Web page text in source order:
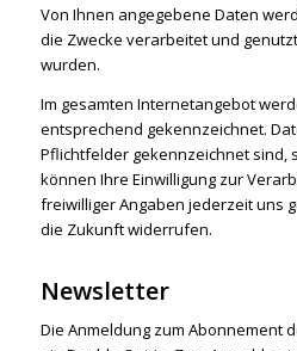
Von Ihnen angegebene Daten
die Zwecke verarbeitet und
wurden.
Im gesamten Internetangebot
entsprechend gekennzeichnet.
Pflichtfelder gekennzeichnet sind,
können Ihre Einwilligung zur
freiwilliger Angaben jederzeit uns
die Zukunft widerrufen.
Newsletter
Die Anmeldung zum Abonnement